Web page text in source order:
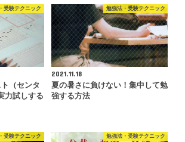
受験テクニック
（センタ
力試しする
勉強法・受験テクニック
2021.11.18
夏の暑さに負けない！集中して勉
強する方法
受験テクニック 勉強法・受験テクニック